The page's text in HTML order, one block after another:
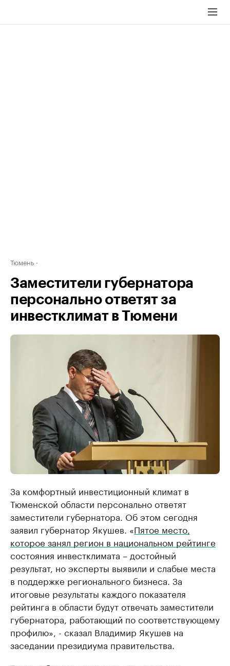
Тюмень
Заместители губернатора
персонально ответят за
инвестклимат в Тюмени
За комфортный инвестиционный климат в
Тюменской области персонально ответят
заместители губернатора. Об этом сегодня
заявил губернатор Якушев. «Пятое место,
которое занял регион в национальном рейтинге
состояния инвестклимата – достойный
результат, но эксперты выявили и слабые места
в поддержке регионального бизнеса. За
итоговые результаты каждого показателя
рейтинга в области будут отвечать заместители
губернатора, работающий по соответствующему
профилю», - сказал Владимир Якушев на
заседании президиума правительства.